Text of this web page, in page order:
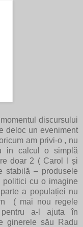
discursului
deloc un eveniment
am privi-o , nu
in calcul o simplă
doar 2 ( Carol I și
stabilă – produsele
cu o imagine
a populației nu
( mai nou regele
pentru a-l ajuta în
ginerele său Radu